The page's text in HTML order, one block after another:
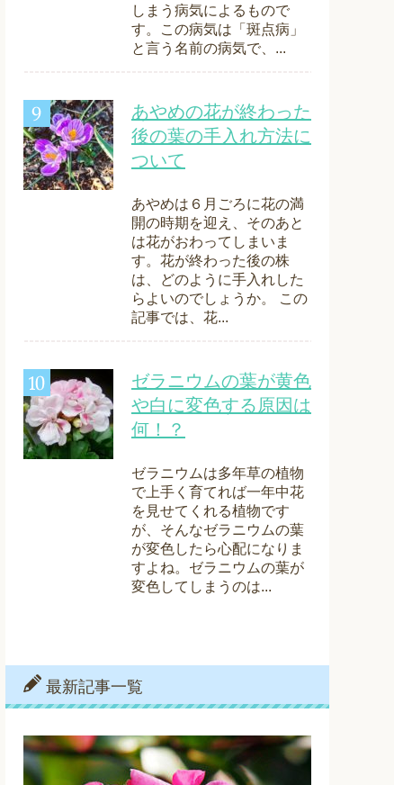
しまう病気によるもので
す。この病気は「斑点病」
と言う名前の病気で、...
あやめの花が終わった
後の葉の手入れ方法に
ついて
あやめは６月ごろに花の満
開の時期を迎え、そのあと
は花がおわってしまいま
す。花が終わった後の株
は、どのように手入れした
らよいのでしょうか。 この
記事では、花...
ゼラニウムの葉が黄色
や白に変色する原因は
何！？
ゼラニウムは多年草の植物
で上手く育てれば一年中花
を見せてくれる植物です
が、そんなゼラニウムの葉
が変色したら心配になりま
すよね。ゼラニウムの葉が
変色してしまうのは...
最新記事一覧